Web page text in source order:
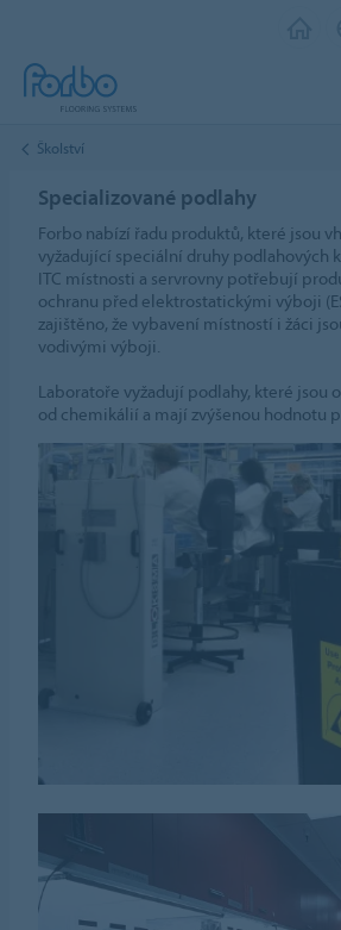
Školství
Specializované podlahy
Forbo nabízí řadu produktů, které jsou
vyžadující speciální druhy podlahových
ITC místnosti a servrovny potřebují
ochranu před elektrostatickými výboji
zajištěno, že vybavení místností i žáci
vodivými výboji.
Laboratoře vyžadují podlahy, které jsou
od chemikálií a mají zvýšenou hodnotu